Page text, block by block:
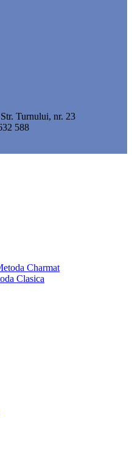
Turnului, nr. 23
588
Charmat
Clasica